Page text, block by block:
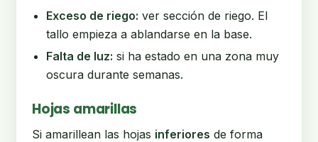
Exceso de riego: ver sección de riego. El
tallo empieza a ablandarse en la base.
Falta de luz: si ha estado en una zona muy
oscura durante semanas.
Hojas amarillas
Si amarillean las hojas inferiores de forma